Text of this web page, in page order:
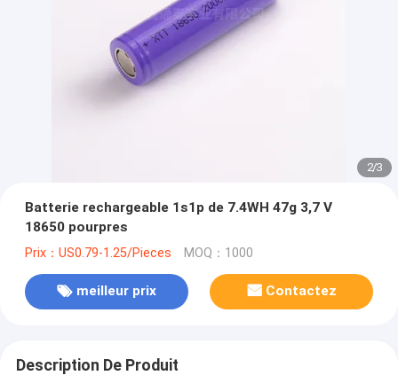
2/3
Batterie rechargeable 1s1p de 7.4WH 47g 3,7 V
18650 pourpres
Prix：US0.79-1.25/Pieces MOQ：1000
meilleur prix Contactez
Description De Produit